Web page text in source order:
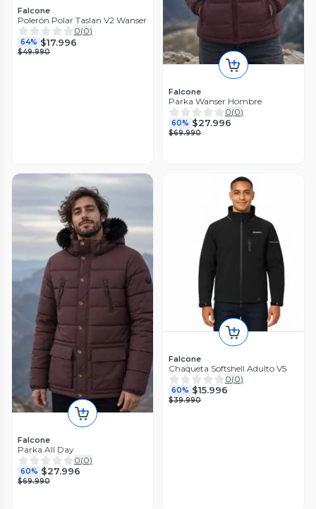
Falcone
Polerón Polar Taslan V2 Wanser
0(0)
64% $17.996
$49.990
Falcone
Parka Wanser Hombre
0(0)
60% $27.996
$69.990
Falcone
Parka All Day
0(0)
60% $27.996
$69.990
Falcone
Chaqueta Softshell Adulto V5
0(0)
60% $15.996
$39.990